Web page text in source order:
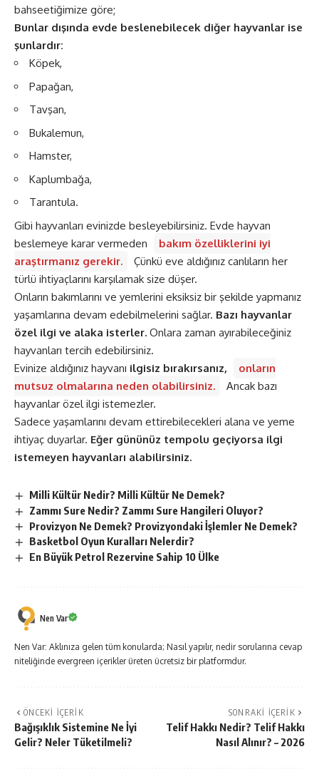
bahseetiğimize göre;
Bunlar dışında evde beslenebilecek diğer hayvanlar ise
şunlardır:
Köpek,
Papağan,
Tavşan,
Bukalemun,
Hamster,
Kaplumbağa,
Tarantula.
Gibi hayvanları evinizde besleyebilirsiniz. Evde hayvan
beslemeye karar vermeden
bakım özelliklerini iyi
araştırmanız gerekir.
Çünkü eve aldığınız canlıların her
türlü ihtiyaçlarını karşılamak size düşer.
Onların bakımlarını ve yemlerini eksiksiz bir şekilde yapmanız
yaşamlarına devam edebilmelerini sağlar. Bazı hayvanlar
özel ilgi ve alaka isterler. Onlara zaman ayırabileceğiniz
hayvanları tercih edebilirsiniz.
Evinize aldığınız hayvanı ilgisiz bırakırsanız,
onların
mutsuz olmalarına neden olabilirsiniz.
Ancak bazı
hayvanlar özel ilgi istemezler.
Sadece yaşamlarını devam ettirebilecekleri alana ve yeme
ihtiyaç duyarlar. Eğer gününüz tempolu geçiyorsa ilgi
istemeyen hayvanları alabilirsiniz.
Milli Kültür Nedir? Milli Kültür Ne Demek?
Zammı Sure Nedir? Zammı Sure Hangileri Oluyor?
Provizyon Ne Demek? Provizyondaki İşlemler Ne Demek?
Basketbol Oyun Kuralları Nelerdir?
En Büyük Petrol Rezervine Sahip 10 Ülke
Nen Var
Nen Var: Aklınıza gelen tüm konularda; Nasıl yapılır, nedir sorularına cevap
niteliğinde evergreen içerikler üreten ücretsiz bir platformdur.
ÖNCEKI İÇERIK
Bağışıklık Sistemine Ne İyi
Gelir? Neler Tüketilmeli?
SONRAKI İÇERIK
Telif Hakkı Nedir? Telif Hakkı
Nasıl Alınır? – 2026